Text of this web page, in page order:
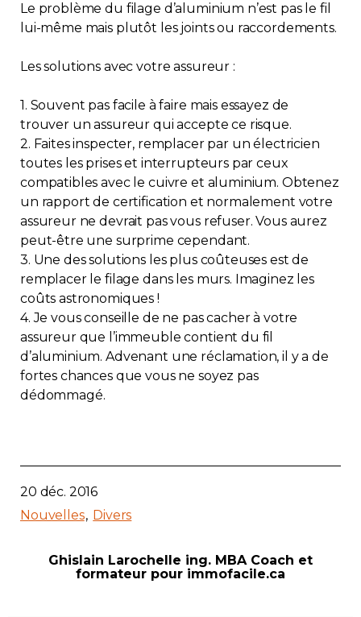
Le problème du filage d’aluminium n’est pas le fil
lui-même mais plutôt les joints ou raccordements.
Les solutions avec votre assureur :
1. Souvent pas facile à faire mais essayez de
trouver un assureur qui accepte ce risque.
2. Faites inspecter, remplacer par un électricien
toutes les prises et interrupteurs par ceux
compatibles avec le cuivre et aluminium. Obtenez
un rapport de certification et normalement votre
assureur ne devrait pas vous refuser. Vous aurez
peut-être une surprime cependant.
3. Une des solutions les plus coûteuses est de
remplacer le filage dans les murs. Imaginez les
coûts astronomiques !
4. Je vous conseille de ne pas cacher à votre
assureur que l’immeuble contient du fil
d’aluminium. Advenant une réclamation, il y a de
fortes chances que vous ne soyez pas
dédommagé.
20 déc. 2016
Nouvelles Divers
Ghislain Larochelle ing. MBA Coach et
formateur pour immofacile.ca